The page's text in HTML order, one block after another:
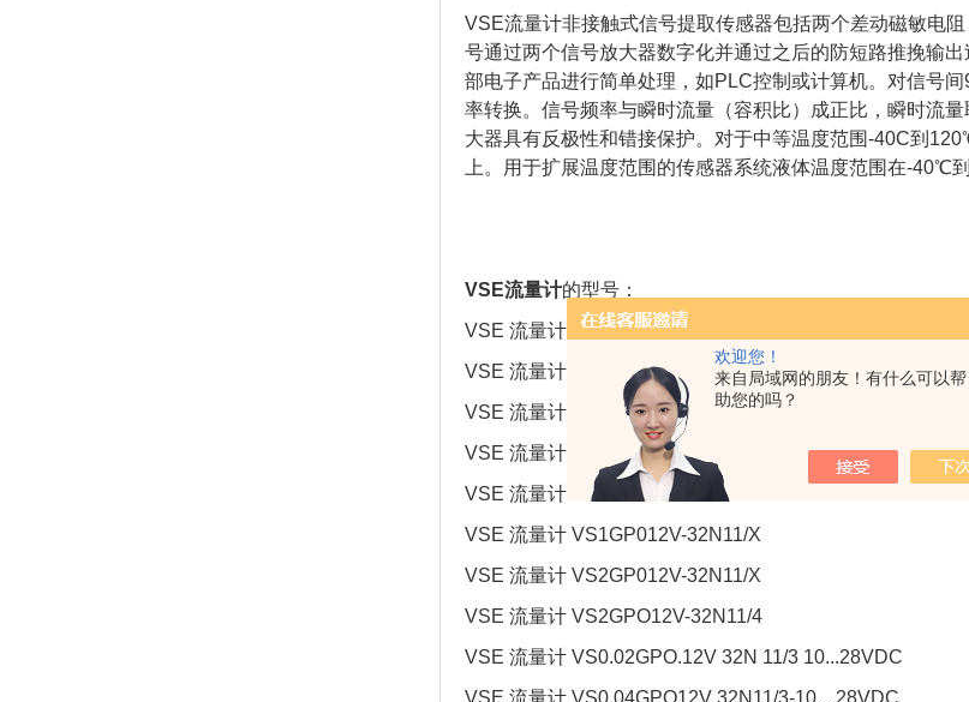
欢迎您！
来自局域网的朋友！有什么可以帮
助您的吗？
VSE流量计非接触式信号提取传感器包括两个差动磁敏电
号通过两个信号放大器数字化并通过之后的防短路推挽输
部电子产品进行简单处理，如PLC控制或计算机。对信号
率转换。信号频率与瞬时流量（容积比）成正比，瞬时流
大器具有反极性和错接保护。对于中等温度范围-40C到
上。用于扩展温度范围的传感器系统液体温度范围在-40℃
VSE流量计的型号：
VSE 流量计 VS2GPO12V32N11
VSE 流量计 EF0.04ARO14V-PNP/2
VSE 流量计 EF0.1 ARO14V PNP
VSE 流量计 VS0.2GP012V-32N11/X
VSE 流量计 VS0.4GP012V-32N11/X
VSE 流量计 VS1GP012V-32N11/X
VSE 流量计 VS2GP012V-32N11/X
VSE 流量计 VS2GPO12V-32N11/4
VSE 流量计 VS0.02GPO.12V 32N 11/3 10...28VDC
VSE 流量计 VS0.04GPO12V 32N11/3-10....28VDC